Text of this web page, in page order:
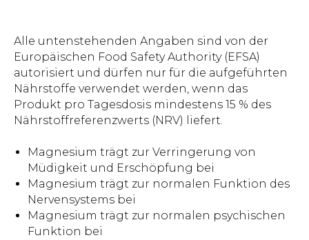
Alle untenstehenden Angaben sind von der
Europäischen Food Safety Authority (EFSA)
autorisiert und dürfen nur für die aufgeführten
Nährstoffe verwendet werden, wenn das
Produkt pro Tagesdosis mindestens 15 % des
Nährstoffreferenzwerts (NRV) liefert.
Magnesium trägt zur Verringerung von
Müdigkeit und Erschöpfung bei
Magnesium trägt zur normalen Funktion des
Nervensystems bei
Magnesium trägt zur normalen psychischen
Funktion bei